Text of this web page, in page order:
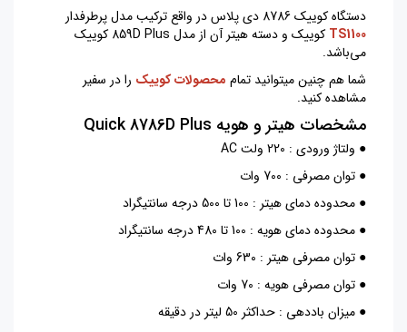
دستگاه کوییک 8786 دی پلاس در واقع ترکیب مدل پرطرفدار
TS1100
کوییک و دسته هیتر آن از مدل 859D Plus کوییک
می‌باشد.
شما هم چنین میتوانید تمام محصولات کوییک را در سفیر
مشاهده کنید.
مشخصات هيتر و هويه Quick 8786D Plus
● ولتاژ ورودی : 220 ولت AC
● توان مصرفی : 700 وات
● محدوده دمای هیتر : 100 تا 500 درجه سانتیگراد
● محدوده دمای هویه : 100 تا 480 درجه سانتیگراد
● توان مصرفی هیتر : 630 وات
● توان مصرفی هویه : 70 وات
● میزان باددهی : حداکثر 50 لیتر در دقیقه